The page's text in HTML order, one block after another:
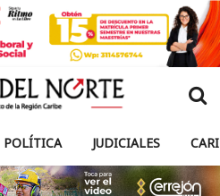
POLÍTICA JUDICIALES